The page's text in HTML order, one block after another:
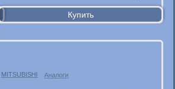
MITSUBISHI Аналоги